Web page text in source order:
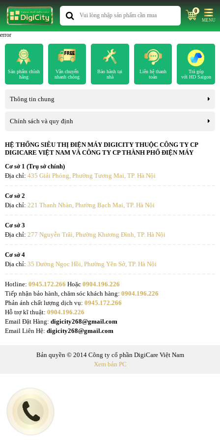
0
MENU
error
Sản phẩm chính
hãng
Vận chuyển
nhanh chóng
Bảo hành tại
nhà
Liên hệ thanh
toán
Trả góp
với HD Saigon
Thông tin chung
Chính sách và quy định
HỆ THỐNG SIÊU THỊ ĐIỆN MÁY DIGICITY THUỘC CÔNG TY CP
DIGICARE VIỆT NAM VÀ CÔNG TY CP THÀNH PHỐ ĐIỆN MÁY
Cơ sở 1 (Trụ sở chính)
Địa chỉ: 435 Giải Phóng, Phường Tương Mai, TP. Hà Nội
Cơ sở 2
Địa chỉ: 221 Thanh Nhàn, Phường Bạch Mai, TP. Hà Nội
Cơ sở 3
Địa chỉ: 277 Nguyễn Trãi, Phường Khương Đình, TP. Hà Nội
Cơ sở 4
Địa chỉ: 35 Đường Ngọc Hồi, Phường Yên Sở, TP. Hà Nội
Hotline: 0945.172.266 Hoặc 0904.196.226
Tiếp nhận bảo hành, chăm sóc khách hàng: 0904.196.226
Phản ánh chất lượng dịch vụ: 0945.172.266
Hỗ trợ kĩ thuật: 0904.196.226
Email Đặt Hàng: digicity268@gmail.com
Email Liên Hệ: digicity268@gmail.com
Bản quyền © 2014 Công ty cổ phần DigiCare Việt Nam
Xem bản PC